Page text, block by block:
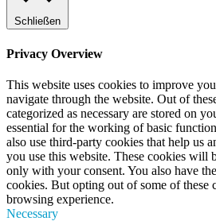
Schließen
Privacy Overview
This website uses cookies to improve
navigate through the website. Out of
categorized as necessary are stored on
essential for the working of basic
also use third-party cookies that help us
you use this website. These cookies will
only with your consent. You also have
cookies. But opting out of some of these
browsing experience.
Necessary